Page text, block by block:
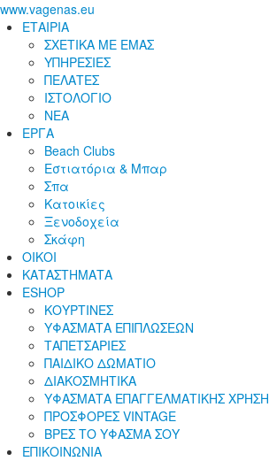
www.vagenas.eu
ΕΤΑΙΡΙΑ
ΣΧΕΤΙΚΑ ΜΕ ΕΜΑΣ
ΥΠΗΡΕΣΙΕΣ
ΠΕΛΑΤΕΣ
ΙΣΤΟΛΟΓΙΟ
ΝΕΑ
ΕΡΓΑ
Beach Clubs
Εστιατόρια & Μπαρ
Σπα
Κατοικίες
Ξενοδοχεία
Σκάφη
ΟΙΚΟΙ
ΚΑΤΑΣΤΗΜΑΤΑ
ESHOP
ΚΟΥΡΤΙΝΕΣ
ΥΦΑΣΜΑΤΑ ΕΠΙΠΛΩΣΕΩΝ
ΤΑΠΕΤΣΑΡΙΕΣ
ΠΑΙΔΙΚΟ ΔΩΜΑΤΙΟ
ΔΙΑΚΟΣΜΗΤΙΚΑ
ΥΦΑΣΜΑΤΑ ΕΠΑΓΓΕΛΜΑΤΙΚΗΣ ΧΡΗΣΗ
ΠΡΟΣΦΟΡΕΣ VINTAGE
ΒΡΕΣ ΤΟ ΥΦΑΣΜΑ ΣΟΥ
ΕΠΙΚΟΙΝΩΝΙΑ